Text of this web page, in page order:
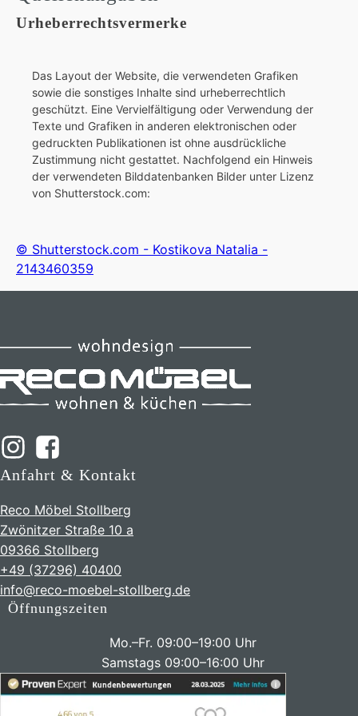
Urheberrechtsvermerke
Das Layout der Website, die verwendeten Grafiken
sowie die sonstiges Inhalte sind urheberrechtlich
geschützt. Eine Vervielfältigung oder Verwendung der
Texte und Grafiken in anderen elektronischen oder
gedruckten Publikationen ist ohne ausdrückliche
Zustimmung nicht gestattet. Nachfolgend ein Hinweis
der verwendeten Bilddatenbanken Bilder unter Lizenz
von Shutterstock.com:
© Shutterstock.com - Kostikova Natalia -
2143460359
Anfahrt & Kontakt
Reco Möbel Stollberg
Zwönitzer Straße 10 a
09366 Stollberg
+49 (37296) 40400
info@reco-moebel-stollberg.de
Öffnungszeiten
Mo.–Fr. 09:00–19:00 Uhr
Samstags 09:00–16:00 Uhr